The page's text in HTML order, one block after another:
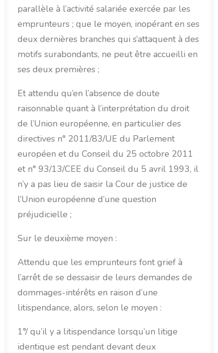
parallèle à l’activité salariée exercée par les
emprunteurs ; que le moyen, inopérant en ses
deux dernières branches qui s’attaquent à des
motifs surabondants, ne peut être accueilli en
ses deux premières ;
Et attendu qu’en l’absence de doute
raisonnable quant à l’interprétation du droit
de l’Union européenne, en particulier des
directives n° 2011/83/UE du Parlement
européen et du Conseil du 25 octobre 2011
et n° 93/13/CEE du Conseil du 5 avril 1993, il
n’y a pas lieu de saisir la Cour de justice de
l’Union européenne d’une question
préjudicielle ;
Sur le deuxième moyen :
Attendu que les emprunteurs font grief à
l’arrêt de se dessaisir de leurs demandes de
dommages-intérêts en raison d’une
litispendance, alors, selon le moyen :
1°/ qu’il y a litispendance lorsqu’un litige
identique est pendant devant deux